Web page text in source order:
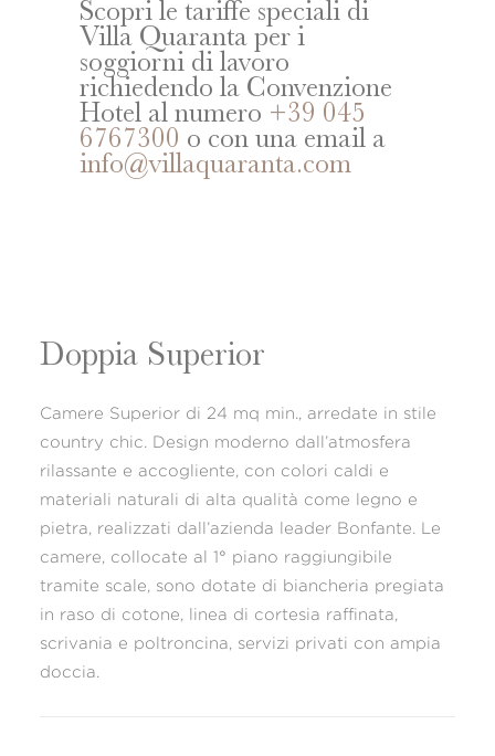
Scopri le tariffe speciali di
Villa Quaranta per i
soggiorni di lavoro
richiedendo la Convenzione
Hotel al numero +39 045
6767300 o con una email a
info@villaquaranta.com
Doppia Superior
Camere Superior di 24 mq min., arredate in stile
country chic. Design moderno dall’atmosfera
rilassante e accogliente, con colori caldi e
materiali naturali di alta qualità come legno e
pietra, realizzati dall’azienda leader Bonfante. Le
camere, collocate al 1° piano raggiungibile
tramite scale, sono dotate di biancheria pregiata
in raso di cotone, linea di cortesia raffinata,
scrivania e poltroncina, servizi privati con ampia
doccia.